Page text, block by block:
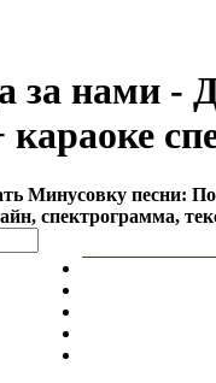
за нами -
караоке
Минусовку песни:
спектрограмма,